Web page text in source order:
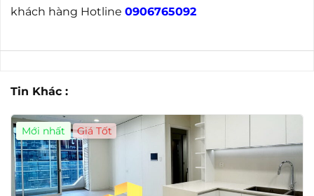
khách hàng Hotline 0906765092
Tin Khác :
Mới nhất Giá Tốt